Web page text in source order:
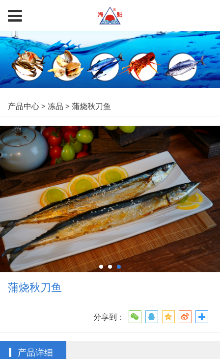
蒲烧秋刀鱼
产品中心>冻品 >蒲烧秋刀鱼
蒲烧秋刀鱼
分享到：
产品详细